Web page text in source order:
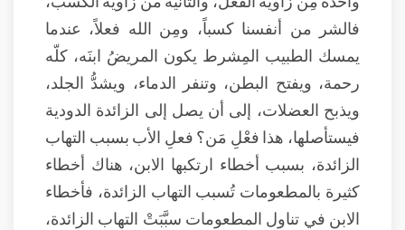
فالشر من أنفسنا كسباً، ومِن الله فعلاً، عندما
يمسك الطبيب المِشرط يكون المريضُ ابنَه، كلّه
رحمة، ويفتح البطن، وتنفر الدماء، ويشدُّ الجلد،
ويذبح العضلات، إلى أن يصل إلى الزائدة الدودية
فيستأصلها، هذا فعْلِ مَن؟ فعلِ الأب بسبب التهاب
الزائدة، بسبب أخطاء ارتكبها الابن، هناك أخطاء
كثيرة بالمطعومات تُسبب التهاب الزائدة، فأخطاء
الابن في تناول المطعومات سبَّبَتْ التهاب الزائدة،